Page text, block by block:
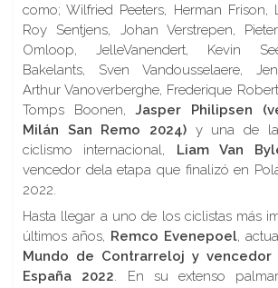
como; Wilfried Peeters, Herman Frison,
Roy Sentjens, Johan Verstrepen,
Omloop, JelleVanendert, Kevin
Bakelants, Sven Vandousselaere,
Arthur Vanoverberghe, Frederique
Tomps Boonen, Jasper Philipsen
Milán San Remo 2024) y una de
ciclismo internacional, Liam Van
vencedor dela etapa que finalizó en
2022.
Hasta llegar a uno de los ciclistas más
últimos años, Remco Evenepoel,
Mundo de Contrarreloj y
España 2022. En su extenso